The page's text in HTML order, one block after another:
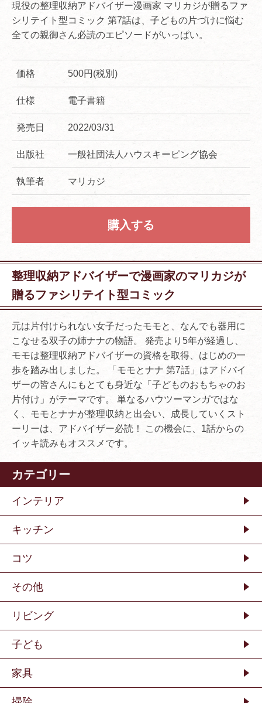
現役の整理収納アドバイザー漫画家 マリカジが贈るファ
シリテイト型コミック 第7話は、子どもの片づけに悩む
全ての親御さん必読のエピソードがいっぱい。
価格 500円(税別)
仕様 電子書籍
発売日 2022/03/31
出版社 一般社団法人ハウスキーピング協会
執筆者 マリカジ
購入する
整理収納アドバイザーで漫画家のマリカジが
贈るファシリテイト型コミック
元は片付けられない女子だったモモと、なんでも器用に
こなせる双子の姉ナナの物語。 発売より5年が経過し、
モモは整理収納アドバイザーの資格を取得、はじめの一
歩を踏み出しました。 「モモとナナ 第7話」はアドバイ
ザーの皆さんにもとても身近な「子どものおもちゃのお
片付け」がテーマです。 単なるハウツーマンガではな
く、モモとナナが整理収納と出会い、成長していくスト
ーリーは、アドバイザー必読！ この機会に、1話からの
イッキ読みもオススメです。
カテゴリー
インテリア
キッチン
コツ
その他
リビング
子ども
家具